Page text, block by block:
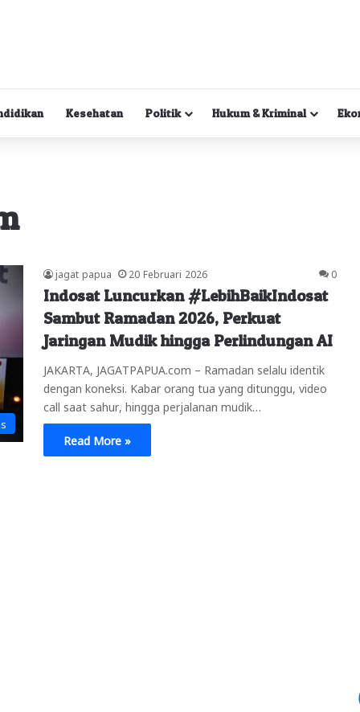
Kesehatan Politik Hukum & Kriminal
jagat papua 20 Februari 2026 0
Indosat Luncurkan #LebihBaikIndosat
Sambut Ramadan 2026, Perkuat
Jaringan Mudik hingga Perlindungan AI
JAKARTA, JAGATPAPUA.com – Ramadan selalu identik
dengan koneksi. Kabar orang tua yang ditunggu, video
call saat sahur, hingga perjalanan mudik…
Read More »